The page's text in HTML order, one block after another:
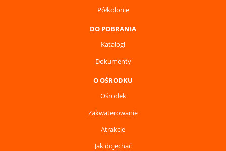
Półkolonie
DO POBRANIA
Katalogi
Dokumenty
O OŚRODKU
Ośrodek
Zakwaterowanie
Atrakcje
Jak dojechać